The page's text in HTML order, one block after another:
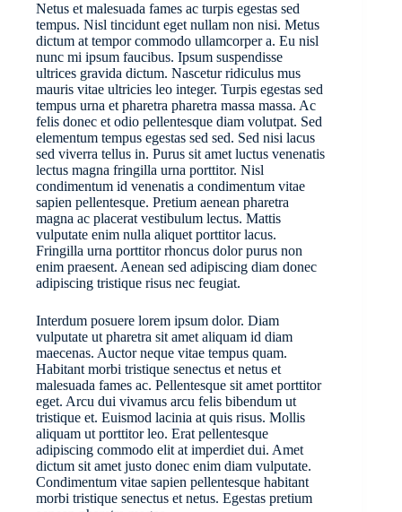
Netus et malesuada fames ac turpis egestas sed
tempus. Nisl tincidunt eget nullam non nisi. Metus
dictum at tempor commodo ullamcorper a. Eu nisl
nunc mi ipsum faucibus. Ipsum suspendisse
ultrices gravida dictum. Nascetur ridiculus mus
mauris vitae ultricies leo integer. Turpis egestas sed
tempus urna et pharetra pharetra massa massa. Ac
felis donec et odio pellentesque diam volutpat. Sed
elementum tempus egestas sed sed. Sed nisi lacus
sed viverra tellus in. Purus sit amet luctus venenatis
lectus magna fringilla urna porttitor. Nisl
condimentum id venenatis a condimentum vitae
sapien pellentesque. Pretium aenean pharetra
magna ac placerat vestibulum lectus. Mattis
vulputate enim nulla aliquet porttitor lacus.
Fringilla urna porttitor rhoncus dolor purus non
enim praesent. Aenean sed adipiscing diam donec
adipiscing tristique risus nec feugiat.
Interdum posuere lorem ipsum dolor. Diam
vulputate ut pharetra sit amet aliquam id diam
maecenas. Auctor neque vitae tempus quam.
Habitant morbi tristique senectus et netus et
malesuada fames ac. Pellentesque sit amet porttitor
eget. Arcu dui vivamus arcu felis bibendum ut
tristique et. Euismod lacinia at quis risus. Mollis
aliquam ut porttitor leo. Erat pellentesque
adipiscing commodo elit at imperdiet dui. Amet
dictum sit amet justo donec enim diam vulputate.
Condimentum vitae sapien pellentesque habitant
morbi tristique senectus et netus. Egestas pretium